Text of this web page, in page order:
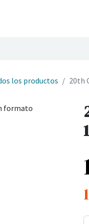
los productos 20th
formato